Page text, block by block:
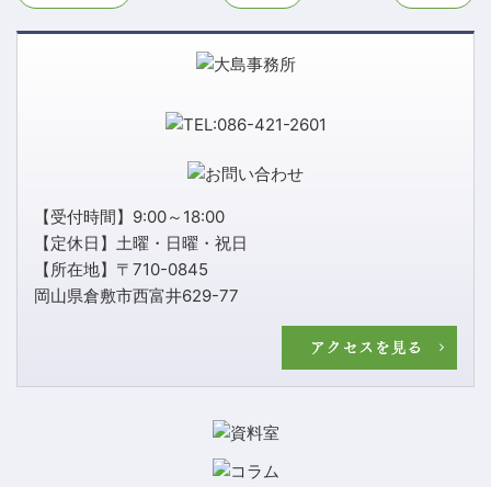
【受付時間】9:00～18:00
【定休日】土曜・日曜・祝日
【所在地】〒710-0845
岡山県倉敷市西富井629-77